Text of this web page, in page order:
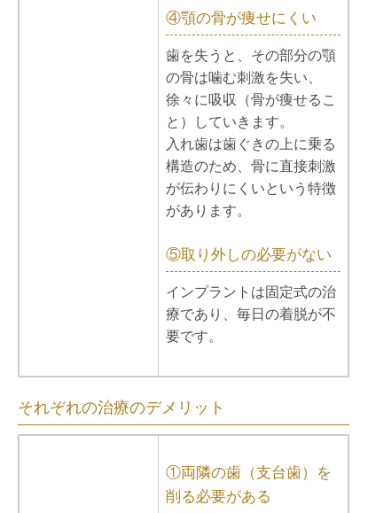
④顎の骨が痩せにくい
歯を失うと、その部分の顎
の骨は噛む刺激を失い、
徐々に吸収（骨が痩せるこ
と）していきます。
入れ歯は歯ぐきの上に乗る
構造のため、骨に直接刺激
が伝わりにくいという特徴
があります。
⑤取り外しの必要がない
インプラントは固定式の治
療であり、毎日の着脱が不
要です。
それぞれの治療のデメリット
①両隣の歯（支台歯）を
削る必要がある